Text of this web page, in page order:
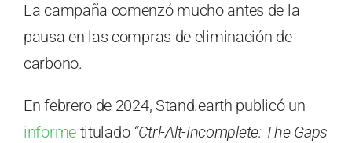
La campaña comenzó mucho antes de la
pausa en las compras de eliminación de
carbono.
En febrero de 2024, Stand.earth publicó un
informetitulado “Ctrl-Alt-Incomplete: The Gaps